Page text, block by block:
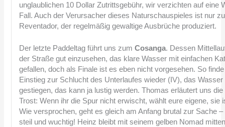
unglaublichen 10 Dollar Zutrittsgebühr, wir verzichten auf eine
Fall. Auch der Verursacher dieses Naturschauspieles ist nur
Reventador, der regelmäßig gewaltige Ausbrüche produziert.
Der letzte Paddeltag führt uns zumCosanga. Dessen
der Straße gut einzusehen, das klare Wasser mit einfachen
gefallen, doch als Finale ist es eben nicht vorgesehen. So
Einstieg zur Schlucht des Unterlaufes wieder (IV), das Wasser
gestiegen, das kann ja lustig werden. Thomas erläutert uns
Trost: Wenn ihr die Spur nicht erwischt, wählt eure eigene, sie
Wie versprochen, geht es gleich am Anfang brutal zur Sache
steil und wuchtig! Heinz bleibt mit seinem gelben Nomad